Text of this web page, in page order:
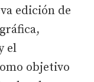
edición de
el
objetivo